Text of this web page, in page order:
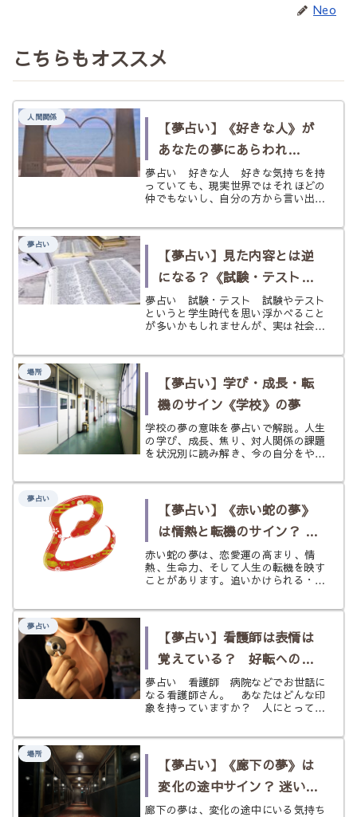
Neo
こちらもオススメ
人間関係
【夢占い】《好きな人》が
あなたの夢にあらわれ
た！ その意味とは？
夢占い 好きな人 好きな気持ちを持
っていても、現実世界ではそれほどの
仲でもないし、自分の方から言い出せ
ふと好きな人が夢に出てきたとした
気持ちになったり、幸せな気分になっ
たり...
夢占い
【夢占い】見た内容とは逆
になる？《試験・テスト》
の夢
夢占い 試験・テスト 試験やテスト
というと学生時代を思い浮かべること
が多いかもしれませんが、実は社会に
試験・テストと呼ばれるものに付き合
ら会場に向かい、合格か不合格かを言
い...
場所
【夢占い】学び・成長・転
機のサイン《学校》の夢
学校の夢の意味を夢占いで解説。人生
の学び、成長、焦り、対人関係の課題
を状況別に読み解き、今の自分をやさ
夢占い
【夢占い】《赤い蛇の夢》
は情熱と転機のサイン？ 恋
愛運と警告を状況別にひも
とく
赤い蛇の夢は、恋愛運の高まり、情
熱、生命力、そして人生の転機を映す
ことがあります。追いかけられる・噛
状況別に、怖がらせすぎずやさしく読
夢占い
【夢占い】看護師は表情は
覚えている？ 好転へのサ
インは？ 《看護師》の夢
夢占い 看護師 病院などでお世話に
なる看護師さん。 あなたはどんな印
象を持っていますか？ 人にとっては
所に関わることから恐ろしいというイ
う。 病気にならないと行かない病
院、...
場所
【夢占い】《廊下の夢》は
変化の途中サイン？ 迷いと
移り変わりを状況別にひも
廊下の夢は、変化の途中にいる気持ち